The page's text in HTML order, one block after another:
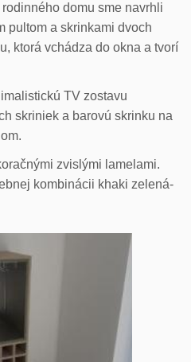
domu sme navrhli
pultom a skrinkami dvoch
ktorá vchádza do okna a tvorí
TV zostavu
skriniek a barovú skrinku na
zvislými lamelami.
kombinácii khaki zelená-